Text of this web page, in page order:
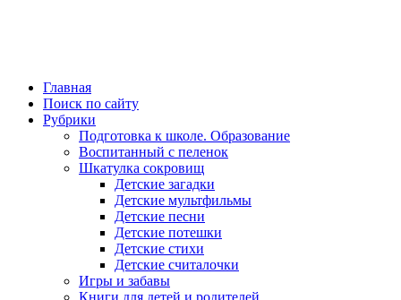
Главная
Поиск по сайту
Рубрики
Подготовка к школе. Образование
Воспитанный с пеленок
Шкатулка сокровищ
Детские загадки
Детские мультфильмы
Детские песни
Детские потешки
Детские стихи
Детские считалочки
Игры и забавы
Книги для детей и родителей